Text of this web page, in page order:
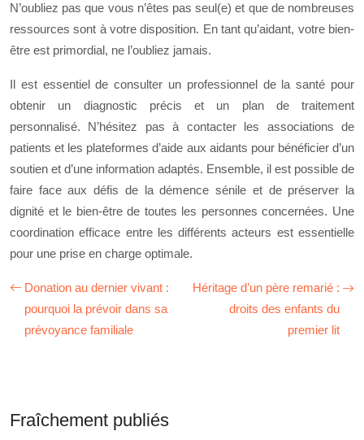
N’oubliez pas que vous n’êtes pas seul(e) et que de nombreuses
ressources sont à votre disposition. En tant qu’aidant, votre bien-
être est primordial, ne l’oubliez jamais.
Il est essentiel de consulter un professionnel de la santé pour
obtenir un diagnostic précis et un plan de traitement
personnalisé. N’hésitez pas à contacter les associations de
patients et les plateformes d’aide aux aidants pour bénéficier d’un
soutien et d’une information adaptés. Ensemble, il est possible de
faire face aux défis de la démence sénile et de préserver la
dignité et le bien-être de toutes les personnes concernées. Une
coordination efficace entre les différents acteurs est essentielle
pour une prise en charge optimale.
Donation au dernier vivant :
pourquoi la prévoir dans sa
prévoyance familiale
Héritage d’un père remarié :
droits des enfants du
premier lit
Fraîchement publiés